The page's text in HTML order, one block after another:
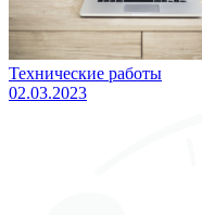
Технические работы
02.03.2023